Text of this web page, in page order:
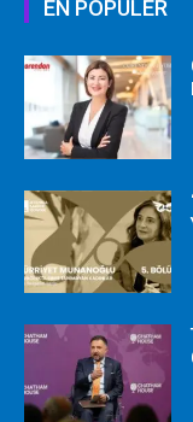
EN POPÜLER